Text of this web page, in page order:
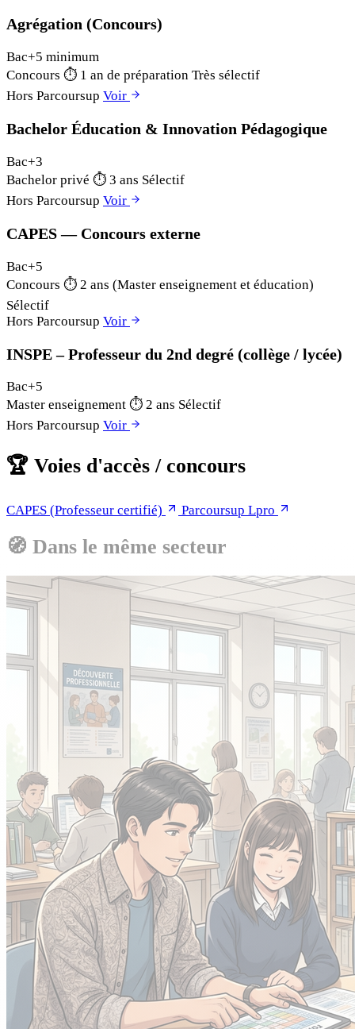
Agrégation (Concours)
Bac+5 minimum
Concours ⏱ 1 an de préparation Très sélectif
Hors Parcoursup Voir
Bachelor Éducation & Innovation Pédagogique
Bac+3
Bachelor privé ⏱ 3 ans Sélectif
Hors Parcoursup Voir
CAPES — Concours externe
Bac+5
Concours ⏱ 2 ans (Master enseignement et éducation)
Sélectif
Hors Parcoursup Voir
INSPE – Professeur du 2nd degré (collège / lycée)
Bac+5
Master enseignement ⏱ 2 ans Sélectif
Hors Parcoursup Voir
🏆 Voies d'accès / concours
CAPES (Professeur certifié) Parcoursup Lpro
🧭 Dans le même secteur